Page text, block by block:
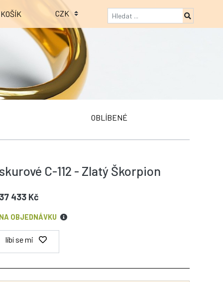
KOŠÍK
OBLÍBENÉ
C-112 - Zlatý Škorpion
433 Kč
OBJEDNÁVKU
líbí se mi